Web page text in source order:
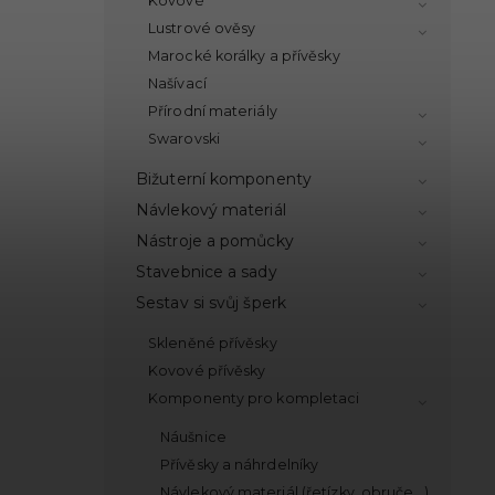
Lustrové ověsy
Marocké korálky a přívěsky
Našívací
Přírodní materiály
Swarovski
Bižuterní komponenty
Návlekový materiál
Nástroje a pomůcky
Stavebnice a sady
Sestav si svůj šperk
Skleněné přívěsky
Kovové přívěsky
Komponenty pro kompletaci
Náušnice
Přívěsky a náhrdelníky